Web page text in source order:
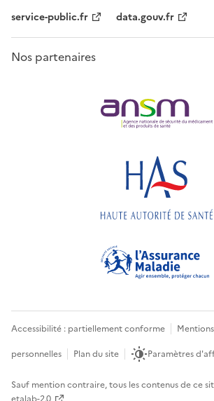
service-public.fr
data.gouv.fr
Nos partenaires
Accessibilité : partiellement conforme
personnelles
Plan du site Paramètres
Sauf mention contraire, tous les contenus de ce